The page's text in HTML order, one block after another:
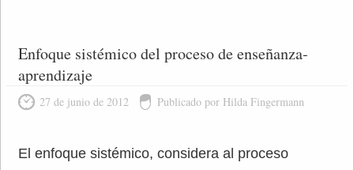
Enfoque sistémico del proceso de enseñanza-
aprendizaje
27 de junio de 2012 Publicado por Hilda Fingermann
El enfoque sistémico, considera al proceso